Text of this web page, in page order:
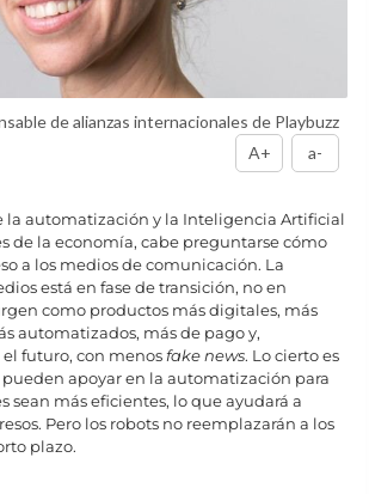
de alianzas internacionales de Playbuzz
A+
a-
la automatización y la Inteligencia Artificial
de la economía, cabe preguntarse cómo
a los medios de comunicación. La
está en fase de transición, no en
como productos más digitales, más
automatizados, más de pago y,
futuro, con menosfake news. Lo cierto es
pueden apoyar en la automatización para
sean más eficientes, lo que ayudará a
Pero los robots no reemplazarán a los
plazo.